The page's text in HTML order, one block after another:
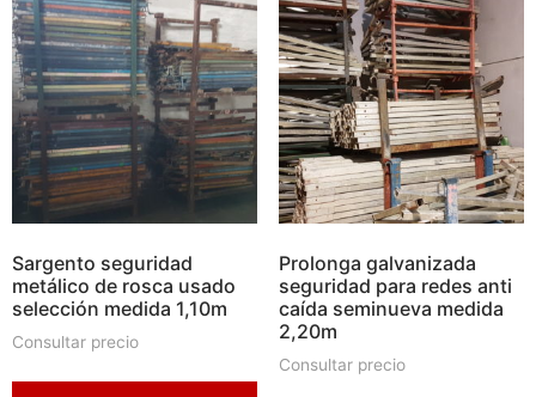
Sargento seguridad
metálico de rosca usado
selección medida 1,10m
Consultar precio
Prolonga galvanizada
seguridad para redes anti
caída seminueva medida
2,20m
Consultar precio